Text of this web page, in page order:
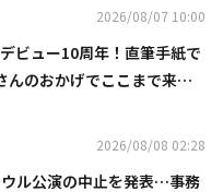
2026/08/07 10:00
ビュー10周年！直筆手紙で
んのおかげでここまで来ら
2026/08/08 02:28
ル公演の中止を発表…事務